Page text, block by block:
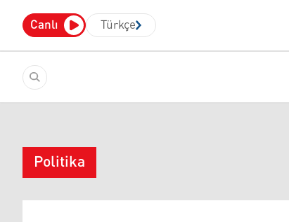
Canlı Türkçe
Politika